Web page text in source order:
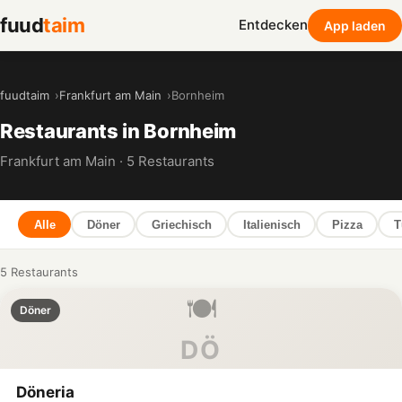
fuudtaim Entdecken App laden
fuudtaim Frankfurt am Main Bornheim
Restaurants in Bornheim
Frankfurt am Main · 5 Restaurants
Alle Döner Griechisch Italienisch Pizza
5 Restaurants
🍽️
DÖ
Döner
Döneria